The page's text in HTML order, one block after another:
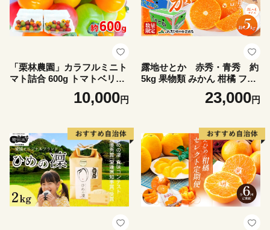
「栗林農園」カラフルミニト
マト詰合 600g トマトベリー
ピーチチェリー イエローミ
ミ サングリーン トスカーナ
10,000円
露地せとか 赤秀・青秀 約
5kg 果物類 みかん 柑橘 フル
ーツ 食後 デザート ジューシ
ー 甘い コク 香り 国産 愛媛
23,000円